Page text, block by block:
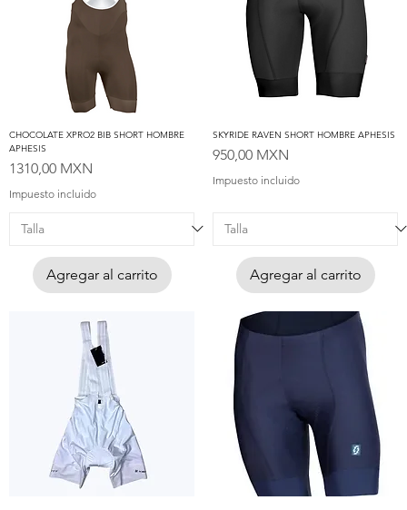
CHOCOLATE XPRO2 BIB SHORT HOMBRE
APHESIS
Precio
1310,00 MXN
Impuesto incluido
Agregar al carrito
SKYRIDE RAVEN SHORT HOMBRE APHESIS
Precio
950,00 MXN
Impuesto incluido
Agregar al carrito